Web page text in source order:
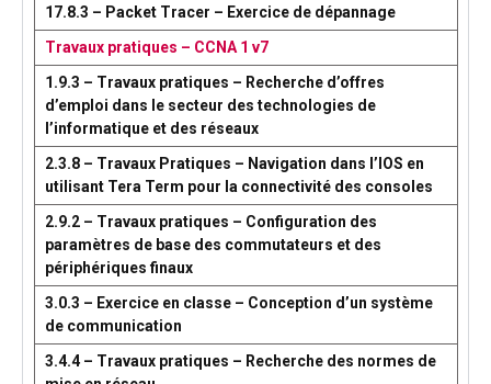
17.8.3 – Packet Tracer – Exercice de dépannage
Travaux pratiques – CCNA 1 v7
1.9.3 – Travaux pratiques – Recherche d’offres
d’emploi dans le secteur des technologies de
l’informatique et des réseaux
2.3.8 – Travaux Pratiques – Navigation dans l’IOS en
utilisant Tera Term pour la connectivité des consoles
2.9.2 – Travaux pratiques – Configuration des
paramètres de base des commutateurs et des
périphériques finaux
3.0.3 – Exercice en classe – Conception d’un système
de communication
3.4.4 – Travaux pratiques – Recherche des normes de